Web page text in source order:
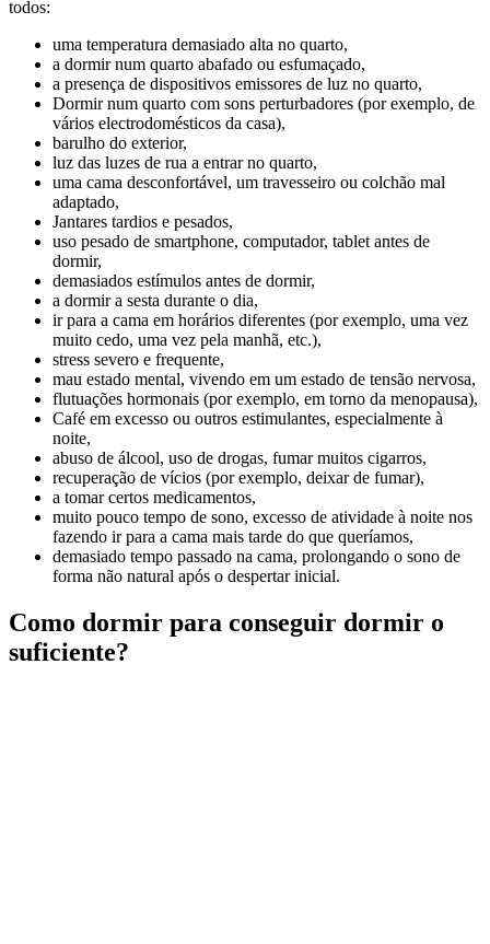
todos:
uma temperatura demasiado alta no quarto,
a dormir num quarto abafado ou esfumaçado,
a presença de dispositivos emissores de luz no quarto,
Dormir num quarto com sons perturbadores (por exemplo, de
vários electrodomésticos da casa),
barulho do exterior,
luz das luzes de rua a entrar no quarto,
uma cama desconfortável, um travesseiro ou colchão mal
adaptado,
Jantares tardios e pesados,
uso pesado de smartphone, computador, tablet antes de
dormir,
demasiados estímulos antes de dormir,
a dormir a sesta durante o dia,
ir para a cama em horários diferentes (por exemplo, uma vez
muito cedo, uma vez pela manhã, etc.),
stress severo e frequente,
mau estado mental, vivendo em um estado de tensão nervosa,
flutuações hormonais (por exemplo, em torno da menopausa),
Café em excesso ou outros estimulantes, especialmente à
noite,
abuso de álcool, uso de drogas, fumar muitos cigarros,
recuperação de vícios (por exemplo, deixar de fumar),
a tomar certos medicamentos,
muito pouco tempo de sono, excesso de atividade à noite nos
fazendo ir para a cama mais tarde do que queríamos,
demasiado tempo passado na cama, prolongando o sono de
forma não natural após o despertar inicial.
Como dormir para conseguir dormir o
suficiente?